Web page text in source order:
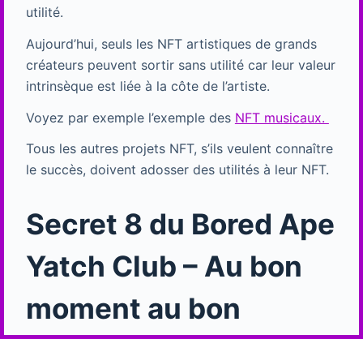
utilité.
Aujourd’hui, seuls les NFT artistiques de grands
créateurs peuvent sortir sans utilité car leur valeur
intrinsèque est liée à la côte de l’artiste.
Voyez par exemple l’exemple des NFT musicaux.
Tous les autres projets NFT, s’ils veulent connaître
le succès, doivent adosser des utilités à leur NFT.
Secret 8 du Bored Ape
Yatch Club – Au bon
moment au bon